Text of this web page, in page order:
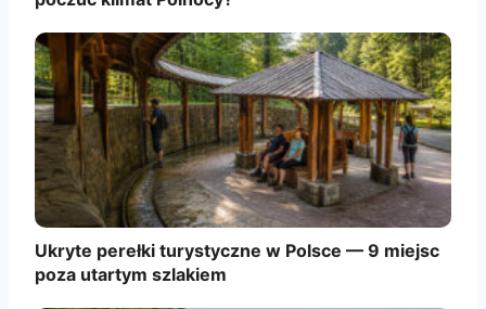
Ukryte perełki turystyczne w Polsce — 9 miejsc
poza utartym szlakiem